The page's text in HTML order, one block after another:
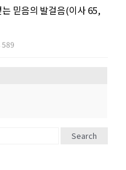
믿음의 발걸음(이사 65,
589
Search